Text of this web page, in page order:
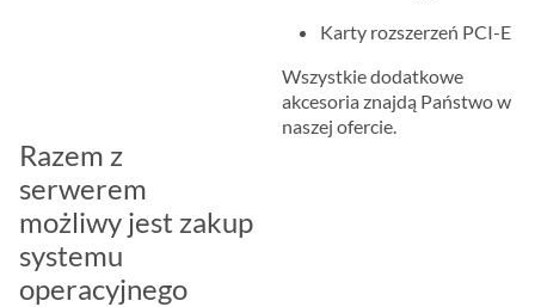
Karty rozszerzeń PCI-E
Wszystkie dodatkowe
akcesoria znajdą Państwo w
naszej ofercie.
Razem z
serwerem
możliwy jest zakup
systemu
operacyjnego